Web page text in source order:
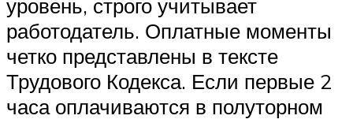
уровень, строго учитывает
работодатель. Оплатные моменты
четко представлены в тексте
Трудового Кодекса. Если первые 2
часа оплачиваются в полуторном